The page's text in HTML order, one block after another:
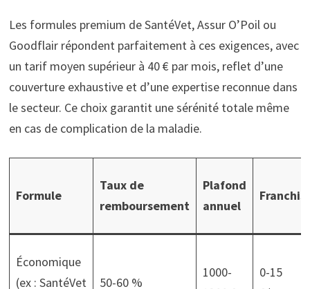
Les formules premium de SantéVet, Assur O’Poil ou
Goodflair répondent parfaitement à ces exigences, avec
un tarif moyen supérieur à 40 € par mois, reflet d’une
couverture exhaustive et d’une expertise reconnue dans
le secteur. Ce choix garantit une sérénité totale même
en cas de complication de la maladie.
Formule
Taux de
remboursement
Plafond
annuel
Économique
(ex : SantéVet
50-60 %
1000-
0-15